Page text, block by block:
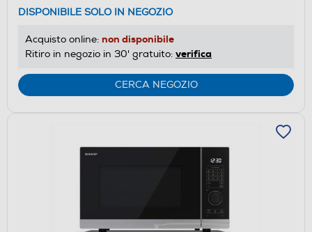
DISPONIBILE SOLO IN NEGOZIO
Acquisto online: non disponibile
Ritiro in negozio in 30' gratuito: verifica
CERCA NEGOZIO